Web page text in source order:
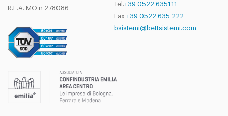
R.E.A. MO n 278086
Tel.+39 0522 635111
Fax +39 0522 635 222
bsistemi@bettsistemi.com